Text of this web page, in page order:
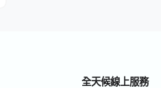
全天候線上服務